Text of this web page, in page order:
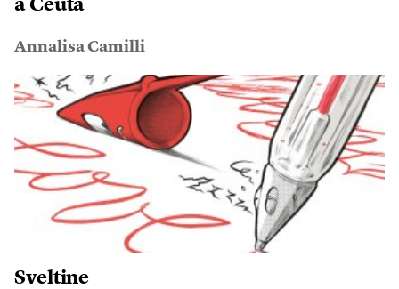
a Ceuta
Annalisa Camilli
Sveltine